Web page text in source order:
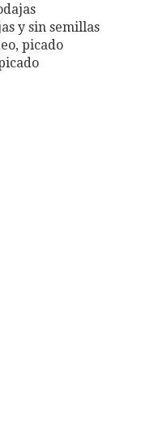
y sin semillas
picado